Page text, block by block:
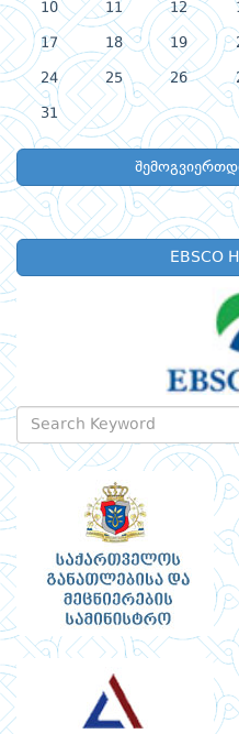
10 11 12
17 18 19
24 25 26
31
EBSCO